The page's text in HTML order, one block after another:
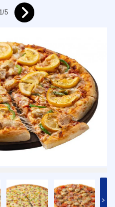
1/5 Next